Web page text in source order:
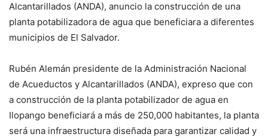
Alcantarillados (ANDA), anuncio la construcción de una
planta potabilizadora de agua que beneficiara a diferentes
municipios de El Salvador.
Rubén Alemán presidente de la Administración Nacional
de Acueductos y Alcantarillados (ANDA), expreso que con
a construcción de la planta potabilizador de agua en
Ilopango beneficiará a más de 250,000 habitantes, la planta
será una infraestructura diseñada para garantizar calidad y